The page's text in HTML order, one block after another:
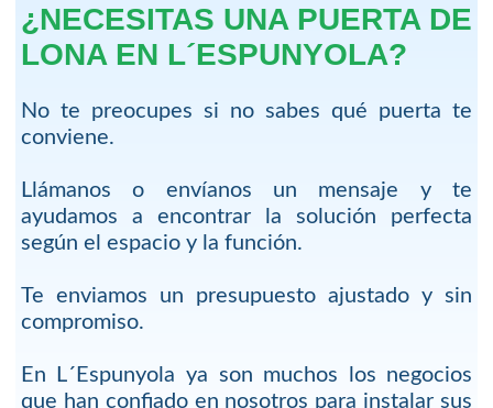
¿NECESITAS UNA PUERTA DE
LONA EN L´ESPUNYOLA?
No te preocupes si no sabes qué puerta te
conviene.
Llámanos o envíanos un mensaje y te
ayudamos a encontrar la solución perfecta
según el espacio y la función.
Te enviamos un presupuesto ajustado y sin
compromiso.
En L´Espunyola ya son muchos los negocios
que han confiado en nosotros para instalar sus